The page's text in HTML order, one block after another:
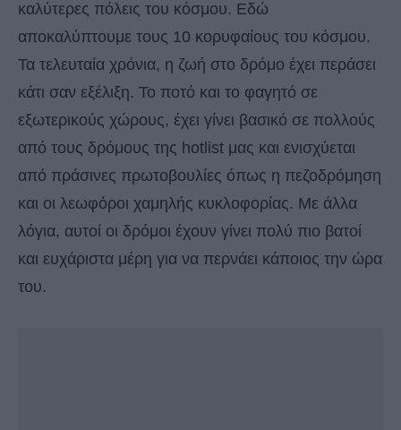
καλύτερες πόλεις του κόσμου. Εδώ
αποκαλύπτουμε τους 10 κορυφαίους του κόσμου.
Τα τελευταία χρόνια, η ζωή στο δρόμο έχει περάσει
κάτι σαν εξέλιξη. Το ποτό και το φαγητό σε
εξωτερικούς χώρους, έχει γίνει βασικό σε πολλούς
από τους δρόμους της hotlist μας και ενισχύεται
από πράσινες πρωτοβουλίες όπως η πεζοδρόμηση
και οι λεωφόροι χαμηλής κυκλοφορίας. Με άλλα
λόγια, αυτοί οι δρόμοι έχουν γίνει πολύ πιο βατοί
και ευχάριστα μέρη για να περνάει κάποιος την ώρα
του.